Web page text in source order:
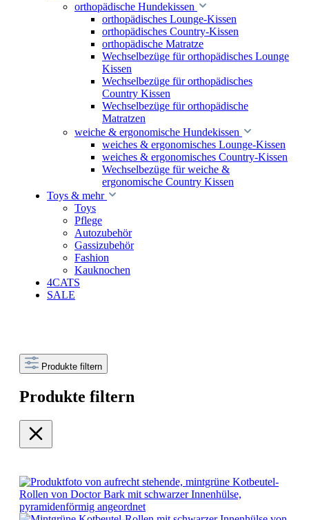
orthopädische Hundekissen
orthopädisches Lounge-Kissen
orthopädisches Country-Kissen
orthopädische Matratze
Wechselbezüge für orthopädisches Lounge
Kissen
Wechselbezüge für orthopädisches
Country Kissen
Wechselbezüge für orthopädische
Matratzen
weiche & ergonomische Hundekissen
weiches & ergonomisches Lounge-Kissen
weiches & ergonomisches Country-Kissen
Wechselbezüge für weiche &
ergonomische Country Kissen
Toys & mehr
Toys
Pflege
Autozubehör
Gassizubehör
Fashion
Kauknochen
4CATS
SALE
Produkte filtern
Produkte filtern